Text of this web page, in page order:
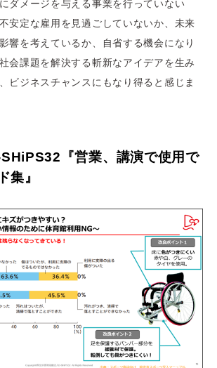
ダメージを与える事業を行っていない
安定な雇用を見過ごしていないか、未来
響を考えているか、自省する機会になり
会課題を解決する斬新なアイデアを生み
ビジネスチャンスにもなり得ると感じま
『営業、講演で使用で
集』